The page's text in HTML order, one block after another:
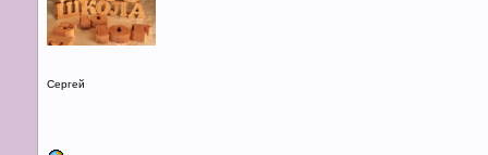
Сергей